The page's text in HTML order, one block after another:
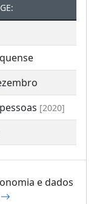
pessoas [2020]
e dados